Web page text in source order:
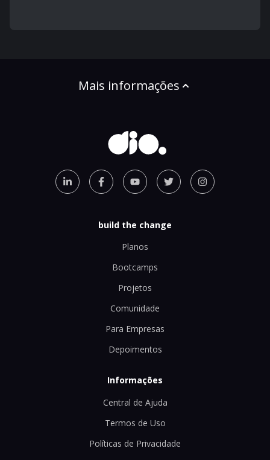
Mais informações
build the change
Planos
Bootcamps
Projetos
Comunidade
Para Empresas
Depoimentos
Informações
Central de Ajuda
Termos de Uso
Políticas de Privacidade